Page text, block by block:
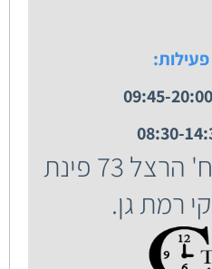
ענק השעונים רח' הרצל 73 פינת
רמת גן.